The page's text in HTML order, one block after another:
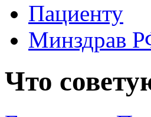
Пациенту
Минздрав
Что